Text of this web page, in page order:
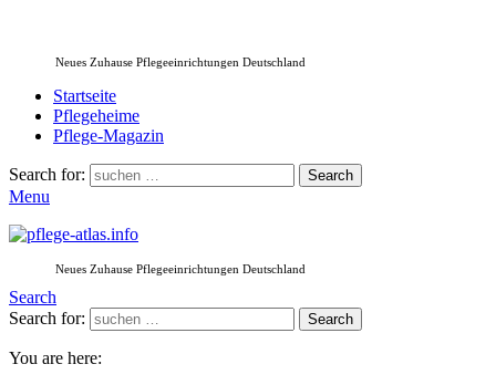
Neues Zuhause Pflegeeinrichtungen Deutschland
Startseite
Pflegeheime
Pflege-Magazin
Search for: Search
Menu
Neues Zuhause Pflegeeinrichtungen Deutschland
Search
Search for:
Search
You are here: